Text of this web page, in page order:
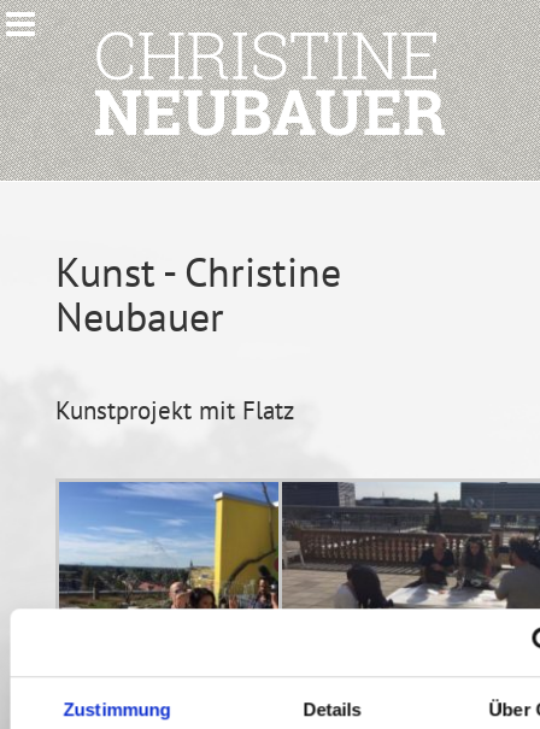
Zustimmung Details Über
Kunst - Christine
Neubauer
Kunstprojekt mit Flatz